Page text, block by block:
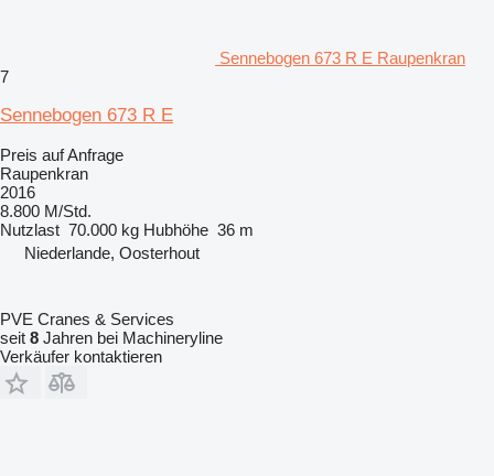
Sennebogen 673 R E Raupenkran
7
Sennebogen 673 R E
Preis auf Anfrage
Raupenkran
2016
8.800 M/Std.
Nutzlast 70.000 kg Hubhöhe 36 m
Niederlande, Oosterhout
PVE Cranes & Services
seit 8 Jahren bei Machineryline
Verkäufer kontaktieren